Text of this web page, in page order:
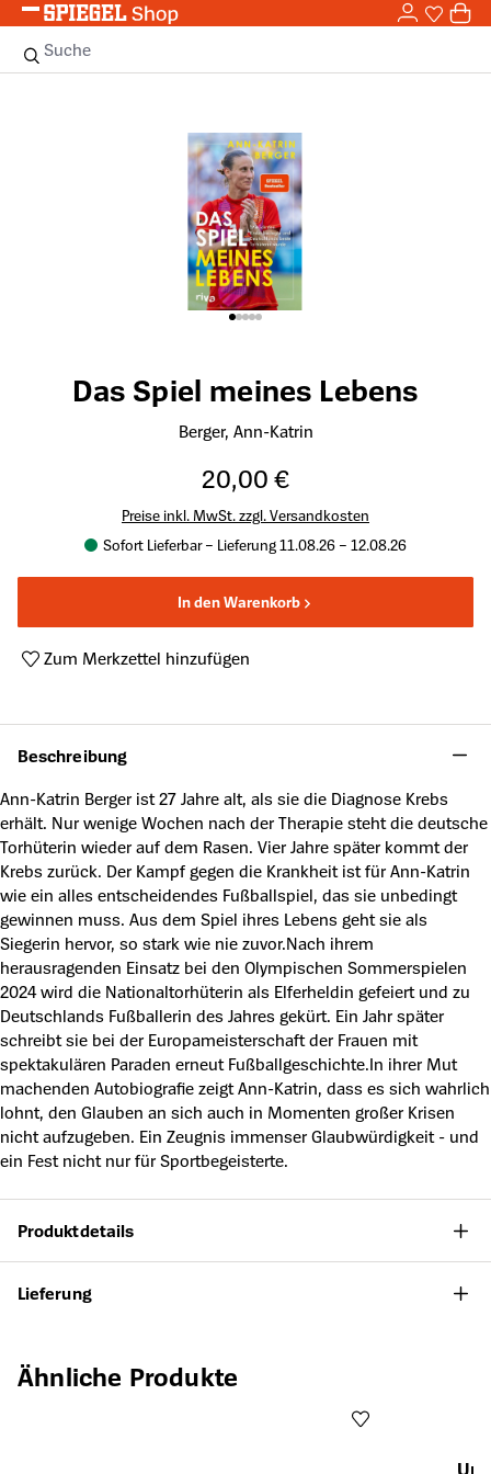
Zum Hauptinhalt springen 0
Suche
Das Spiel meines Lebens
Berger, Ann-Katrin
20,00 €
Preise inkl. MwSt. zzgl. Versandkosten
Sofort Lieferbar – Lieferung 11.08.26 – 12.08.26
In den Warenkorb
Zum Merkzettel hinzufügen
Beschreibung
Ann-Katrin Berger ist 27 Jahre alt, als sie die Diagnose Krebs
erhält. Nur wenige Wochen nach der Therapie steht die deutsche
Torhüterin wieder auf dem Rasen. Vier Jahre später kommt der
Krebs zurück. Der Kampf gegen die Krankheit ist für Ann-Katrin
wie ein alles entscheidendes Fußballspiel, das sie unbedingt
gewinnen muss. Aus dem Spiel ihres Lebens geht sie als
Siegerin hervor, so stark wie nie zuvor.Nach ihrem
herausragenden Einsatz bei den Olympischen Sommerspielen
2024 wird die Nationaltorhüterin als Elferheldin gefeiert und zu
Deutschlands Fußballerin des Jahres gekürt. Ein Jahr später
schreibt sie bei der Europameisterschaft der Frauen mit
spektakulären Paraden erneut Fußballgeschichte.In ihrer Mut
machenden Autobiografie zeigt Ann-Katrin, dass es sich wahrlich
lohnt, den Glauben an sich auch in Momenten großer Krisen
nicht aufzugeben. Ein Zeugnis immenser Glaubwürdigkeit - und
ein Fest nicht nur für Sportbegeisterte.
Produktdetails
Lieferung
Produktgalerie überspringen
Ähnliche Produkte